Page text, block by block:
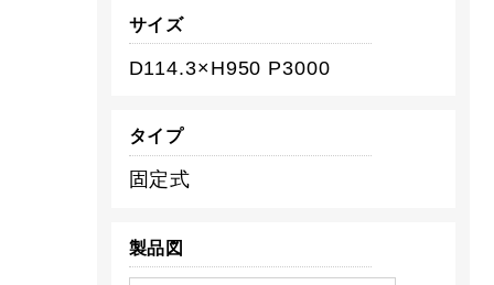
サイズ
D114.3×H950 P3000
タイプ
固定式
製品図